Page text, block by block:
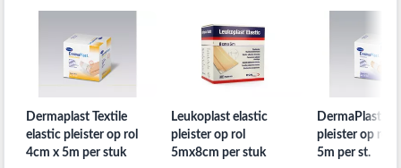
Dermaplast Textile
elastic pleister op rol
4cm x 5m per stuk
Leukoplast elastic
pleister op rol
5mx8cm per stuk
DermaPlast
pleister op rol
5m per st.